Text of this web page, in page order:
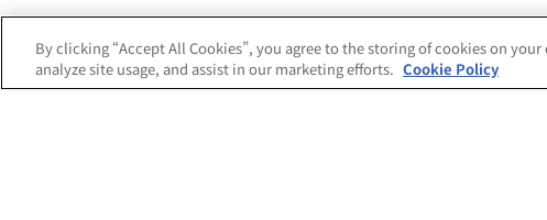
ESGデータ
統合報告書
By clicking “Accept All Cookies”, you agree to the storing of cookies on
analyze site usage, and assist in our marketing efforts. Cookie Policy